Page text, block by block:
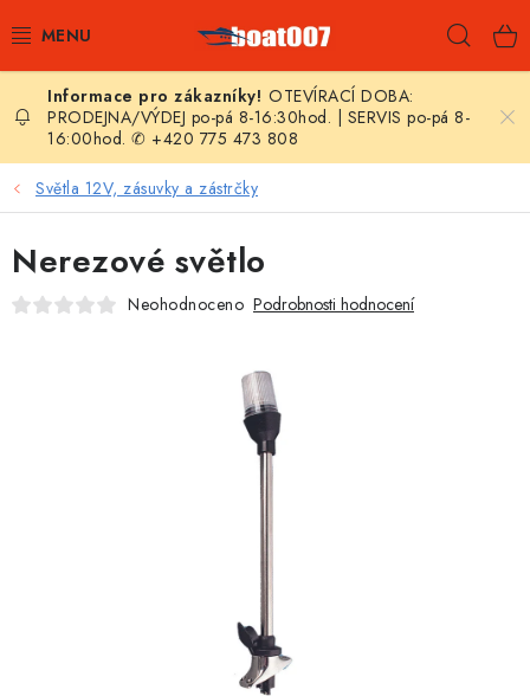
na
E-SHOP
AKČNÍ SLEVY
PRAMICE A MOTOROVÉ VESLICE
OTEVÍRACÍ DOBA:
PRODEJNA/VÝDEJ po-pá 8-16:30hod. | SERVIS po-pá 8-
16:00hod. ✆ +420 775 473 808
Světla 12V, zásuvky a zástrčky
Nerezové světlo
Neohodnoceno Podrobnosti hodnocení